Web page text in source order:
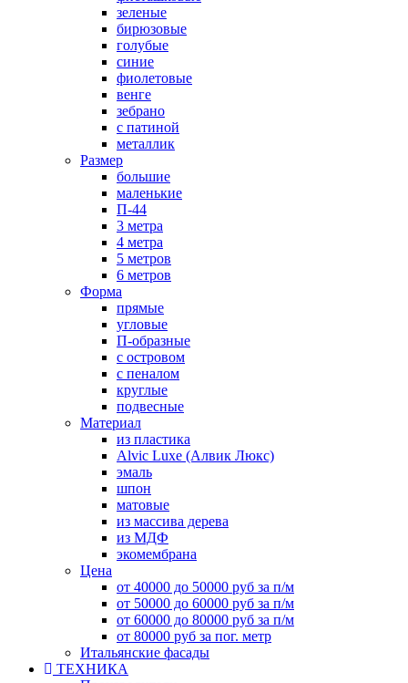
зеленые
бирюзовые
голубые
синие
фиолетовые
венге
зебрано
с патиной
металлик
Размер
большие
маленькие
П-44
3 метра
4 метра
5 метров
6 метров
Форма
прямые
угловые
П-образные
с островом
с пеналом
круглые
подвесные
Материал
из пластика
Alvic Luxe (Алвик Люкс)
эмаль
шпон
матовые
из массива дерева
из МДФ
экомембрана
Цена
от 40000 до 50000 руб за п/м
от 50000 до 60000 руб за п/м
от 60000 до 80000 руб за п/м
от 80000 руб за пог. метр
Итальянские фасады
ТЕХНИКА